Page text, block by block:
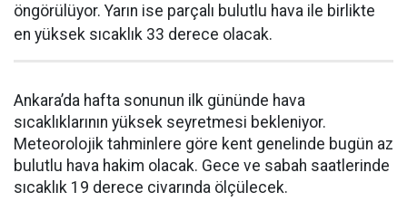
öngörülüyor. Yarın ise parçalı bulutlu hava ile birlikte
en yüksek sıcaklık 33 derece olacak.
Ankara’da hafta sonunun ilk gününde hava
sıcaklıklarının yüksek seyretmesi bekleniyor.
Meteorolojik tahminlere göre kent genelinde bugün az
bulutlu hava hakim olacak. Gece ve sabah saatlerinde
sıcaklık 19 derece civarında ölçülecek.